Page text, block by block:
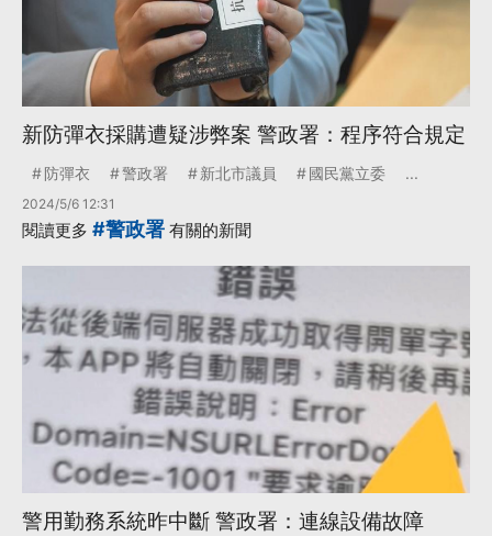
新防彈衣採購遭疑涉弊案 警政署：程序符合規定
防彈衣 警政署 新北市議員 國民黨立委 ...
2024/5/6 12:31
閱讀更多 #警政署 有關的新聞
警用勤務系統昨中斷 警政署：連線設備故障